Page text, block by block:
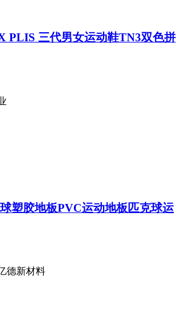
PLIS 三代男女运动鞋TN3双色拼
塑胶地板PVC运动地板匹克球运
德新材料